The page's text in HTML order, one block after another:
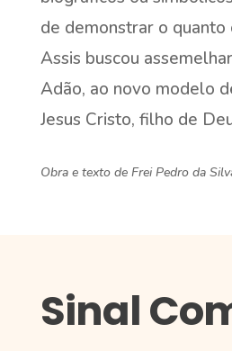
de demonstrar o quanto
Assis buscou
Adão, ao novo modelo
Jesus Cristo, filho de
Obra e texto de Frei Pedro da
Sinal